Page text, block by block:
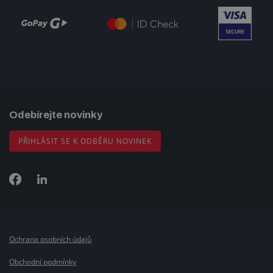
Odebírejte novinky
PŘIHLÁSIT SE K ODBĚRU NOVINEK
Ochrana osobních údajů
Obchodní podmínky